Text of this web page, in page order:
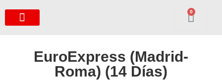
0
EuroExpress (Madrid-
Roma) (14 Días)